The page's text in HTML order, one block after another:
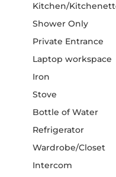
Kitchen/
Shower Only
Private Entrance
Laptop workspace
Iron
Stove
Bottle of Water
Refrigerator
Wardrobe/Closet
Intercom